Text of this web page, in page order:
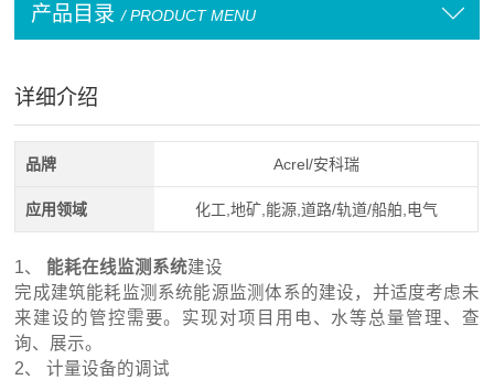
产品目录 / PRODUCT MENU
详细介绍
品牌 Acrel/安科瑞
应用领域 化工,地矿,能源,道路/轨道/船舶,电气
1、 能耗在线监测系统建设
完成建筑能耗监测系统能源监测体系的建设，并适度考虑未
来建设的管控需要。实现对项目用电、水等总量管理、查
询、展示。
2、 计量设备的调试